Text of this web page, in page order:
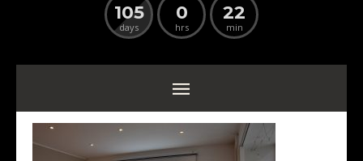
105
days
0
hrs
22
min